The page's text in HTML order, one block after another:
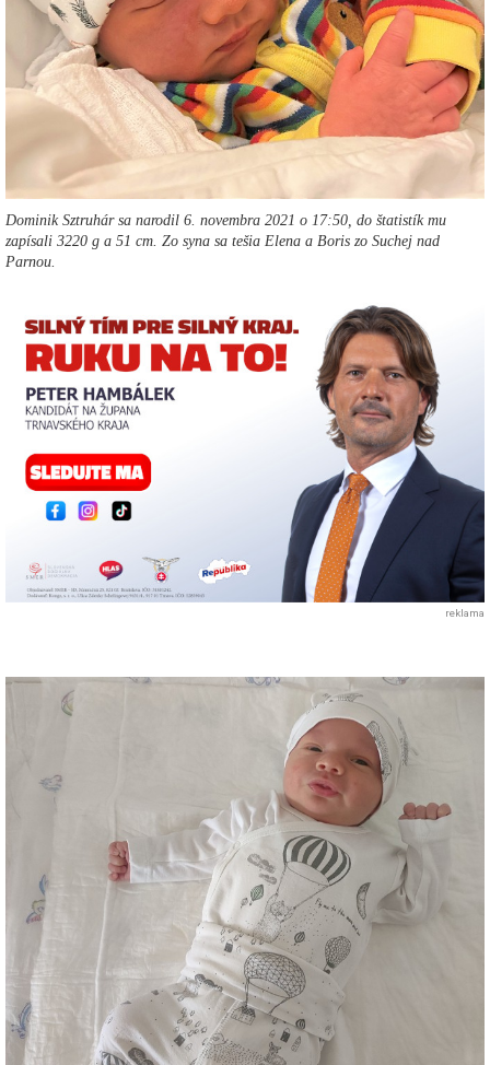
Dominik Sztruhár sa narodil 6. novembra 2021 o 17:50, do štatistík mu
zapísali 3220 g a 51 cm. Zo syna sa tešia Elena a Boris zo Suchej nad
Parnou.
reklama